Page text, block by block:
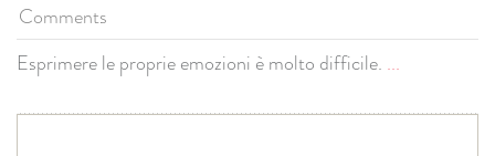
Comments
Esprimere le proprie emozioni è molto difficile. ...